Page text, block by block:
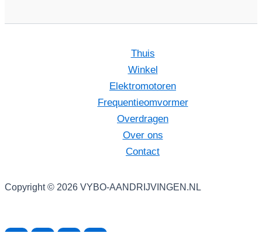
Thuis
Winkel
Elektromotoren
Frequentieomvormer
Overdragen
Over ons
Contact
Copyright © 2026 VYBO-AANDRIJVINGEN.NL